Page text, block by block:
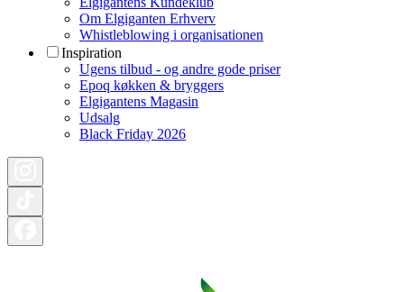
Om Elgiganten Erhverv
Whistleblowing i organisationen
Inspiration
Ugens tilbud - og andre gode priser
Epoq køkken & bryggers
Elgigantens Magasin
Udsalg
Black Friday 2026